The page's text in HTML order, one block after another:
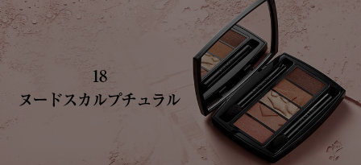
18
ヌードスカルプチュラル